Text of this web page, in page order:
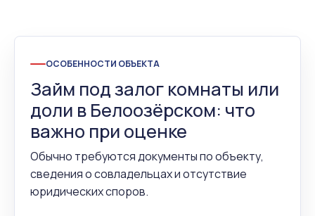
ОСОБЕННОСТИ ОБЪЕКТА
Займ под залог комнаты или
доли в Белоозёрском: что
важно при оценке
Обычно требуются документы по объекту,
сведения о совладельцах и отсутствие
юридических споров.